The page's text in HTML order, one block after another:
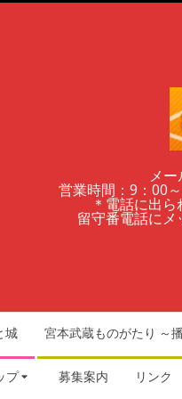
メ
営業時間：9：00
＊電話に出ら
留守番電話にメ
城 宮本武蔵ものがたり ～
プ 募集案内 リンク